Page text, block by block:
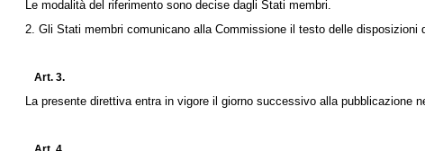
Le modalità del riferimento sono decise dagli Stati membri.
2. Gli Stati membri comunicano alla Commissione il testo delle
Art. 3.
La presente direttiva entra in vigore il giorno successivo alla pubblicazione